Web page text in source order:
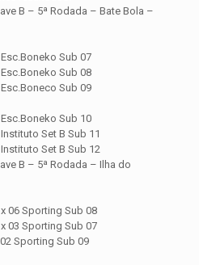
B – 5ª Rodada – Bate Bola –
Sub 07
Sub 08
Sub 09
Sub 10
Set B Sub 11
Set B Sub 12
B – 5ª Rodada – Ilha do
06 Sporting Sub 08
03 Sporting Sub 07
Sporting Sub 09